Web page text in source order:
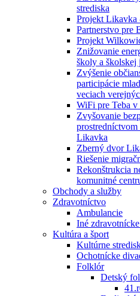
strediska
Projekt
Partnerstvo pre
Projekt
Znižovanie
školy a
Zvýšenie
participácie
veciach
WiFi pre Teba
Zvyšovanie
Likavka
Zberný dvor
Riešenie
Rekonštrukcia
komunitné
Obchody a služby
Zdravotníctvo
Ambulancie
Iné
Kultúra a šport
Kultúrne
Ochotnícke
Folklór
Detský